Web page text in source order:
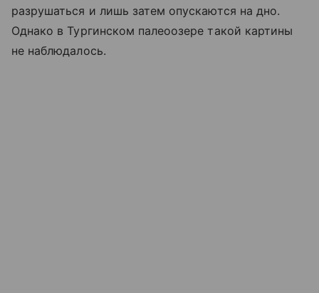
разрушаться и лишь затем опускаются на дно.
Однако в Тургинском палеоозере такой картины
не наблюдалось.